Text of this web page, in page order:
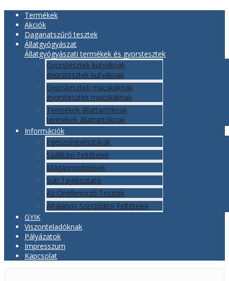
Termékek
Akciók
Daganatszűrő tesztek
Állatgyógyászat
Állatgyógyászati termékek és gyorstesztek
Gyorstesztek kutyáknak
gyorstesztek kutyáknak
Gyorstesztek macskáknak
gyorstesztek macskáknak
Termékek állattartóknak
termékek állattartóknak
Információk
Egészségpénztárak
Szállítási Feltételek
Magánrendelések
Süti Tájékoztató
Az Önellenörző Tesztek
Általános Szerződési Feltételek
GYIK
Viszonteladóknak
Pályázatok
Impresszum
Kapcsolat